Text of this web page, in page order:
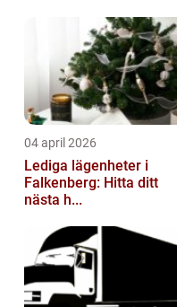
04 april 2026
Lediga lägenheter i
Falkenberg: Hitta ditt
nästa h...